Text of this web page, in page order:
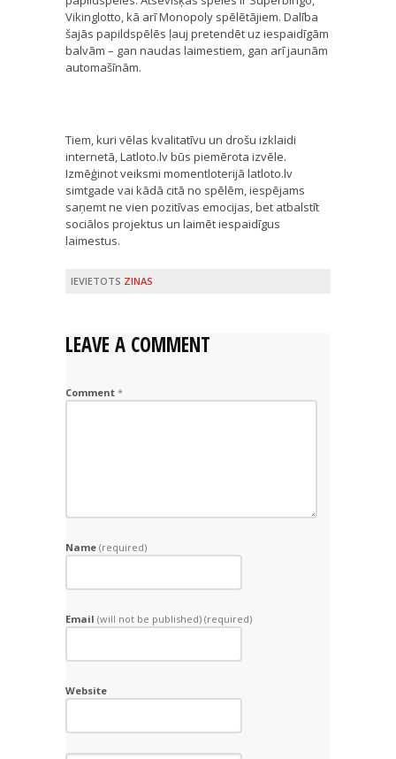
Vikinglotto, kā arī Monopoly spēlētājiem. Dalība
šajās papildspēlēs ļauj pretendēt uz iespaidīgām
balvām – gan naudas laimestiem, gan arī jaunām
automašīnām.
Tiem, kuri vēlas kvalitatīvu un drošu izklaidi
internetā, Latloto.lv būs piemērota izvēle.
Izmēģinot veiksmi momentloterijā latloto.lv
simtgade vai kādā citā no spēlēm, iespējams
saņemt ne vien pozitīvas emocijas, bet atbalstīt
sociālos projektus un laimēt iespaidīgus
laimestus.
IEVIETOTS ZINAS
LEAVE A COMMENT
Comment *
Name (required)
Email (will not be published) (required)
Website